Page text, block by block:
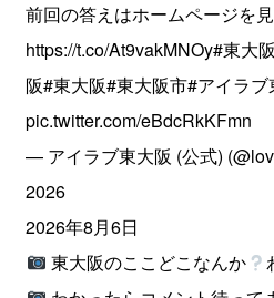
前回の答えはホームページを見
https://t.co/At9vakMNOy#東大
阪#東大阪#東大阪市#アイラブ
pic.twitter.com/eBdcRkKFmn
— アイラブ東大阪 (公式)
2026
2026年8月6日
東大阪のここどこなんか